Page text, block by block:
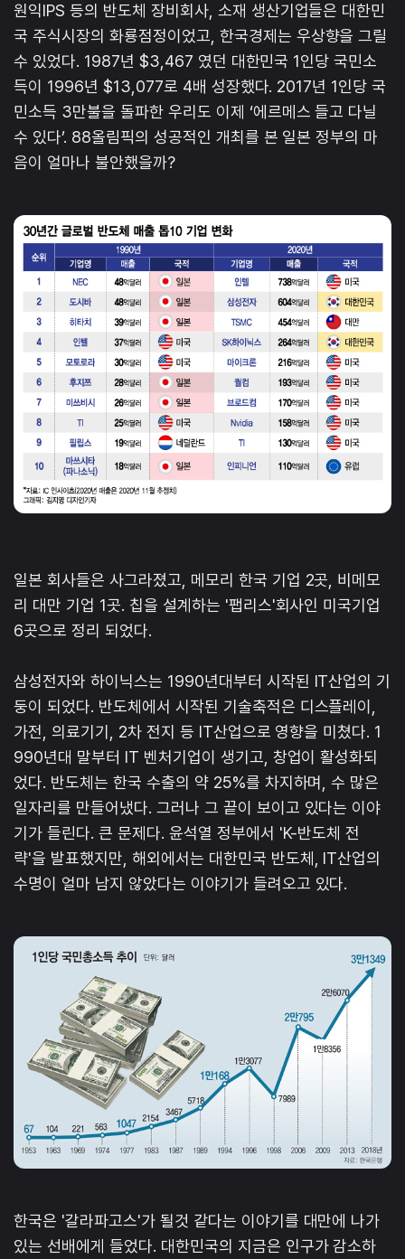
원익IPS 등의 반도체 장비회사, 소재 생산기업들은 대한민
국 주식시장의 화룡점정이었고, 한국경제는 우상향을 그릴
수 있었다. 1987년 $3,467 였던 대한민국 1인당 국민소
득이 1996년 $13,077로 4배 성장했다. 2017년 1인당 국
민소득 3만불을 돌파한 우리도 이제 ‘에르메스 들고 다닐
수 있다’. 88올림픽의 성공적인 개최를 본 일본 정부의 마
음이 얼마나 불안했을까?
일본 회사들은 사그라졌고, 메모리 한국 기업 2곳, 비메모
리 대만 기업 1곳. 칩을 설계하는 '팹리스'회사인 미국기업
6곳으로 정리 되었다.
삼성전자와 하이닉스는 1990년대부터 시작된 IT산업의 기
둥이 되었다. 반도체에서 시작된 기술축적은 디스플레이,
가전, 의료기기, 2차 전지 등 IT산업으로 영향을 미쳤다. 1
990년대 말부터 IT 벤처기업이 생기고, 창업이 활성화되
었다. 반도체는 한국 수출의 약 25%를 차지하며, 수 많은
일자리를 만들어냈다. 그러나 그 끝이 보이고 있다는 이야
기가 들린다. 큰 문제다. 윤석열 정부에서 'K-반도체 전
략'을 발표했지만, 해외에서는 대한민국 반도체, IT산업의
수명이 얼마 남지 않았다는 이야기가 들려오고 있다.
한국은 '갈라파고스'가 될것 같다는 이야기를 대만에 나가
있는 선배에게 들었다. 대한민국의 지금은 인구가 감소하